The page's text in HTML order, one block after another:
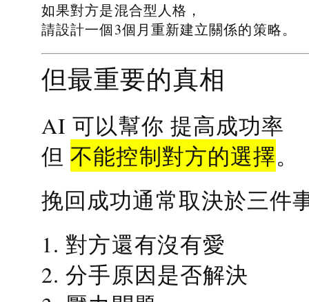
如果對方是混合型人格，
請設計一個3個月重新建立關係的策略。
但最重要的真相
AI 可以幫你 提高成功率
但不能控制對方的選擇。
挽回成功通常取決於三件
1. 對方還有沒有愛
2. 分手原因是否解決